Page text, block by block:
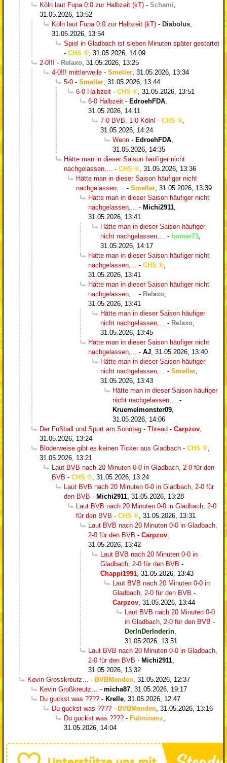
Köln laut Fupa 0:0 zur Halbzeit (kT) - Schami
31.05.2026, 13:52
Köln laut Fupa 0:0 zur Halbzeit (kT) - Diabolus
31.05.2026, 13:54
Spiel in Gladbach ist sieben Minuten später gestartet
- CHS
31.05.2026, 14:09
2-0!!! - Relaxo 31.05.2026, 13:25
4-0!!! mittlerweile - Smeller 31.05.2026, 13:34
5-0 - Smeller 31.05.2026, 13:44
6-0 Halbzeit - CHS
31.05.2026, 13:51
6-0 Halbzeit - EdroehFDA
31.05.2026, 14:11
7-0 BVB, 1-0 Köln! - CHS
31.05.2026, 14:24
Wenn - EdroehFDA
31.05.2026, 14:35
Hätte man in dieser Saison häufiger nicht
nachgelassen,...
- CHS
31.05.2026, 13:36
Hätte man in dieser Saison häufiger nicht
nachgelassen,...
- Smeller 31.05.2026, 13:39
Hätte man in dieser Saison häufiger nicht
nachgelassen,...
- Michi2911
31.05.2026, 13:41
Hätte man in dieser Saison häufiger
nicht nachgelassen,...
- homer73
31.05.2026, 14:17
Hätte man in dieser Saison häufiger nicht
nachgelassen,...
- CHS
31.05.2026, 13:41
Hätte man in dieser Saison häufiger nicht
nachgelassen,...
- Relaxo
31.05.2026, 13:41
Hätte man in dieser Saison häufiger
nicht nachgelassen,...
- Relaxo
31.05.2026, 13:45
Hätte man in dieser Saison häufiger nicht
nachgelassen,...
- AJ 31.05.2026, 13:40
Hätte man in dieser Saison häufiger
nicht nachgelassen,...
- Smeller
31.05.2026, 13:43
Hätte man in dieser Saison häufiger
nicht nachgelassen,...
-
Kruemelmonster09
31.05.2026, 14:06
Der Fußball und Sport am Sonntag - Thread - Carpzov
31.05.2026, 13:24
Blöderweise gibt es keinen Ticker aus Gladbach - CHS
31.05.2026, 13:21
Laut BVB nach 20 Minuten 0-0 in Gladbach, 2-0 für den
BVB - CHS
31.05.2026, 13:24
Laut BVB nach 20 Minuten 0-0 in Gladbach, 2-0 für
den BVB - Michi2911 31.05.2026, 13:28
Laut BVB nach 20 Minuten 0-0 in Gladbach, 2-0
für den BVB - CHS
31.05.2026, 13:31
Laut BVB nach 20 Minuten 0-0 in Gladbach,
2-0 für den BVB - Carpzov
31.05.2026, 13:42
Laut BVB nach 20 Minuten 0-0 in
Gladbach, 2-0 für den BVB -
Chappi1991 31.05.2026, 13:43
Laut BVB nach 20 Minuten 0-0 in
Gladbach, 2-0 für den BVB -
Carpzov 31.05.2026, 13:44
Laut BVB nach 20 Minuten 0-0
in Gladbach, 2-0 für den BVB -
DerInDerInderin
31.05.2026, 13:51
Laut BVB nach 20 Minuten 0-0 in Gladbach,
2-0 für den BVB - Michi2911
31.05.2026, 13:32
Kevin Grosskreutz…
- BVBMenden 31.05.2026, 12:37
Kevin Großkreutz…
- micha87 31.05.2026, 19:17
Du guckst was ???? - Krelle 31.05.2026, 12:47
Du guckst was ???? - BVBMenden 31.05.2026, 13:16
Du guckst was ???? - Fulminanz
31.05.2026, 14:04